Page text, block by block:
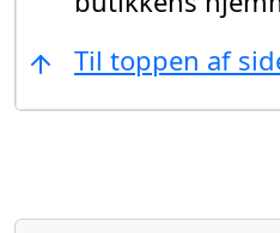
Til toppen af